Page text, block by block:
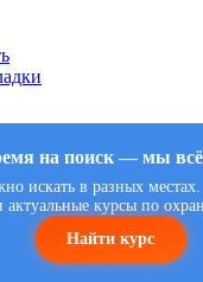
на поиск — мы всё
искать в разных
курсы по
Найти курс